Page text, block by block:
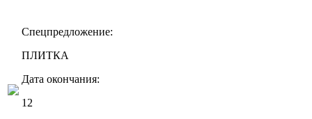
Спецпредложение:
ПЛИТКА
Дата окончания:
12